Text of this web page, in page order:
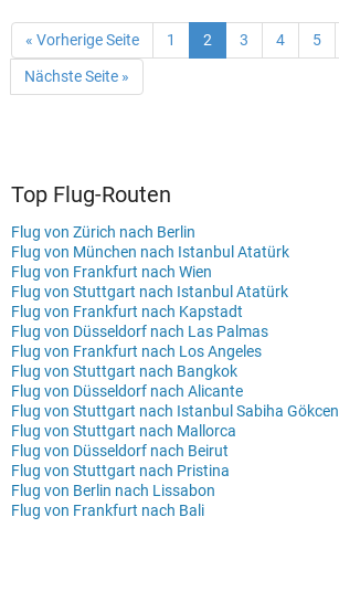
« Vorherige Seite 1 2 3 4 5
Nächste Seite »
Top Flug-Routen
Flug von Zürich nach Berlin
Flug von München nach Istanbul Atatürk
Flug von Frankfurt nach Wien
Flug von Stuttgart nach Istanbul Atatürk
Flug von Frankfurt nach Kapstadt
Flug von Düsseldorf nach Las Palmas
Flug von Frankfurt nach Los Angeles
Flug von Stuttgart nach Bangkok
Flug von Düsseldorf nach Alicante
Flug von Stuttgart nach Istanbul Sabiha Gökcen
Flug von Stuttgart nach Mallorca
Flug von Düsseldorf nach Beirut
Flug von Stuttgart nach Pristina
Flug von Berlin nach Lissabon
Flug von Frankfurt nach Bali